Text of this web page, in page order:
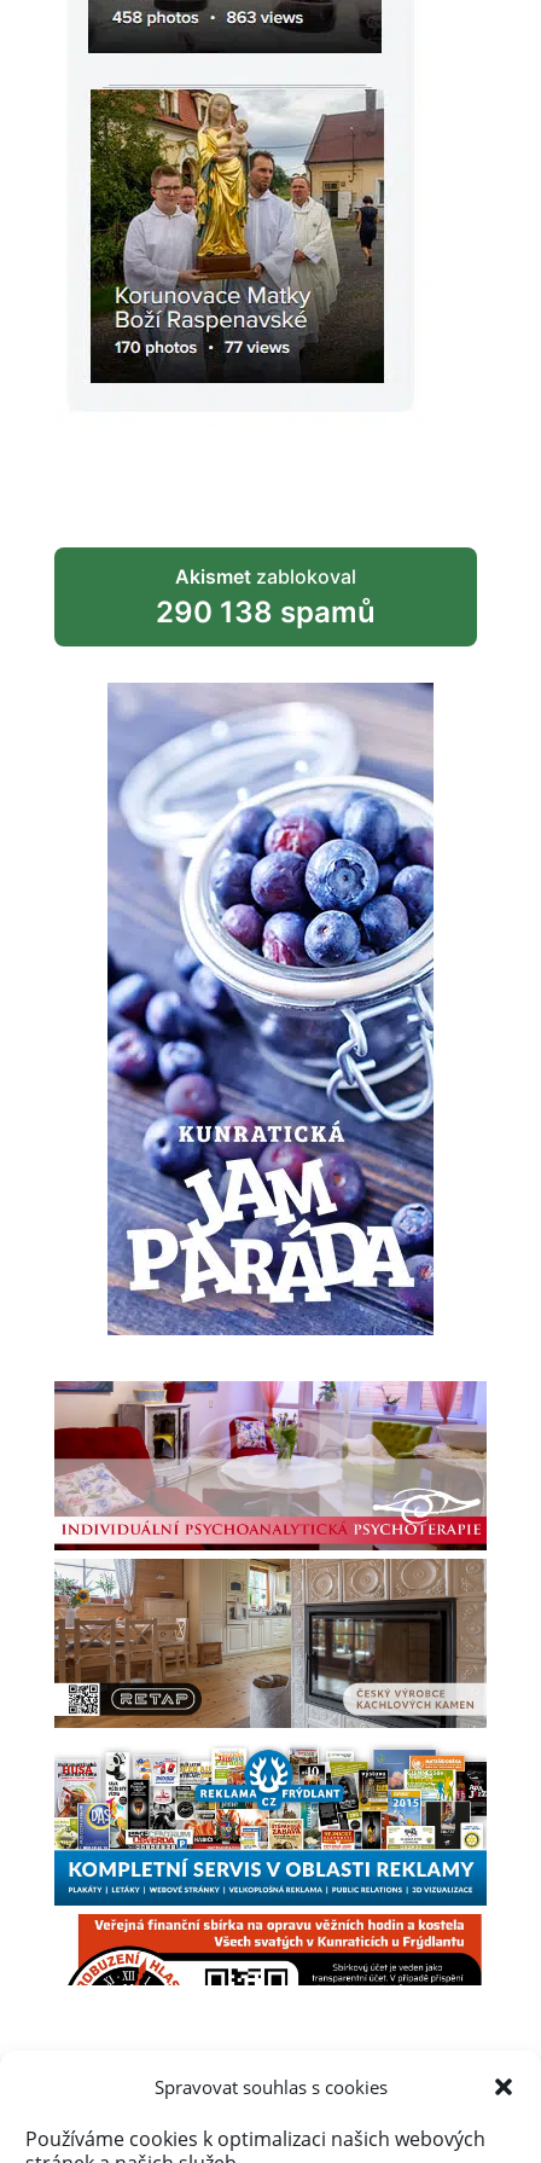
Spravovat souhlas s cookies
Používáme cookies k optimalizaci našich webových
Akismetzablokoval
290 138 spamů
Úvod Obsah webu Aktuálně